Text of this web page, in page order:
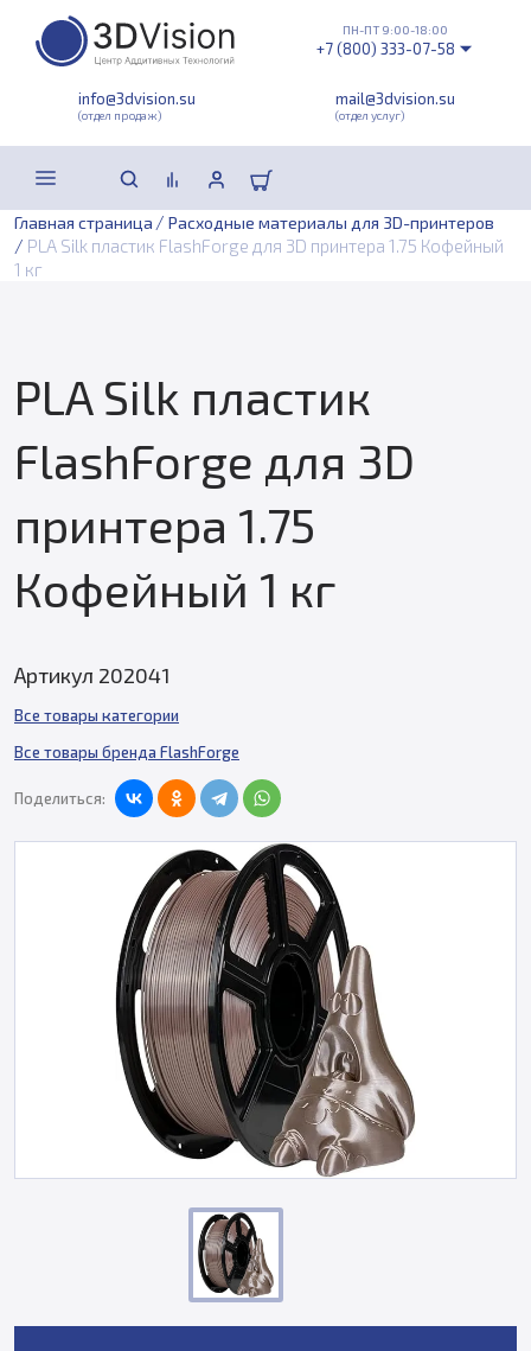
info@3dvision.su
(отдел продаж)
mail@3dvision.su
(отдел услуг)
ПН-ПТ 9:00-18:00
+7 (800) 333-07-58
Главная страница / Расходные материалы для 3D-принтеров
/ PLA Silk пластик FlashForge для 3D принтера 1.75 Кофейный
1 кг
PLA Silk пластик
FlashForge для 3D
принтера 1.75
Кофейный 1 кг
Артикул 202041
Все товары категории
Все товары бренда FlashForge
Поделиться: